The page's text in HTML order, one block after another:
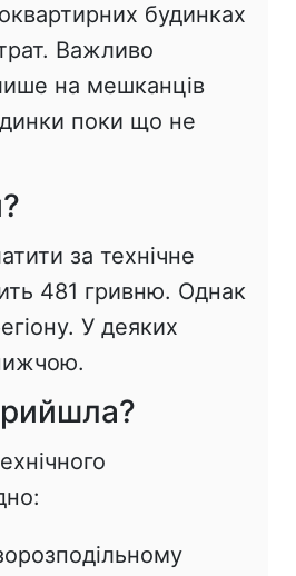
будинках
Важливо
на мешканців
поки що не
за технічне
481 гривню. Однак
У деяких